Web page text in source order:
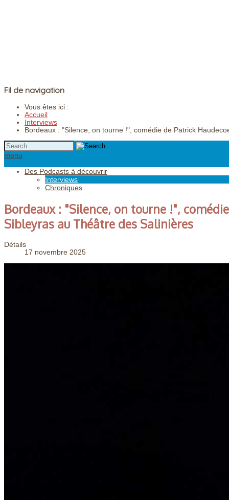
Fil de navigation
Vous êtes ici :
Accueil
Interviews
Bordeaux : "Silence, on tourne !", comédie de Patrick
menu
Des Podcasts à découvrir
Interviews
Chroniques
Bordeaux : "Silence, on tourne !",
Sibleyras au Théâtre des Salinières
Détails
17 novembre 2025